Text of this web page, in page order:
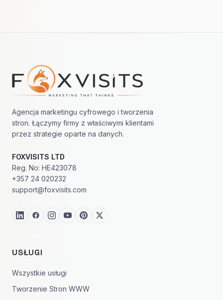
Nawigacja w stopce
Agencja marketingu cyfrowego i tworzenia
stron. Łączymy firmy z właściwymi klientami
przez strategie oparte na danych.
FOXVISITS LTD
Reg. No: HE423078
+357 24 020232
support@foxvisits.com
USŁUGI
Wszystkie usługi
Tworzenie Stron WWW